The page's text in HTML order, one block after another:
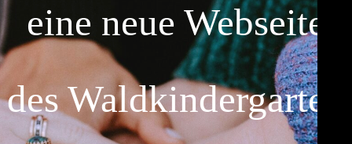
eine neue Webseite
des Waldkindergarten